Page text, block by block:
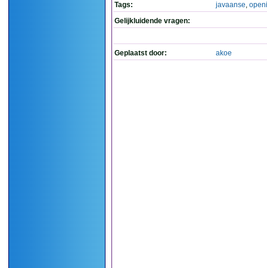
Tags:
javaanse,
Gelijkluidende vragen:
Geplaatst door: akoe